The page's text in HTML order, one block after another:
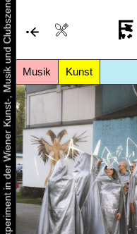
Musik Kunst